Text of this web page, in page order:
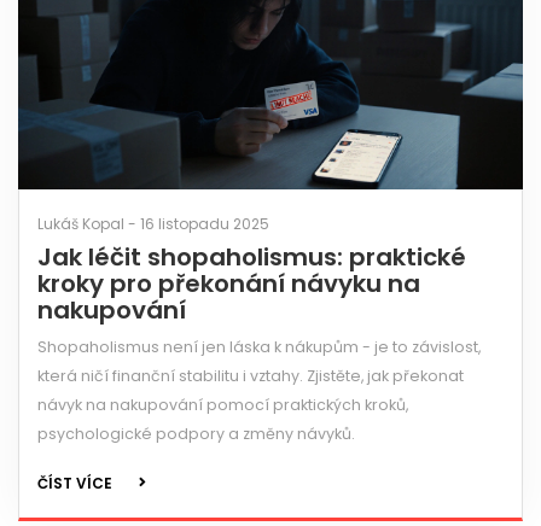
Lukáš Kopal - 16 listopadu 2025
Jak léčit shopaholismus: praktické
kroky pro překonání návyku na
nakupování
Shopaholismus není jen láska k nákupům - je to závislost,
která ničí finanční stabilitu i vztahy. Zjistěte, jak překonat
návyk na nakupování pomocí praktických kroků,
psychologické podpory a změny návyků.
ČÍST VÍCE